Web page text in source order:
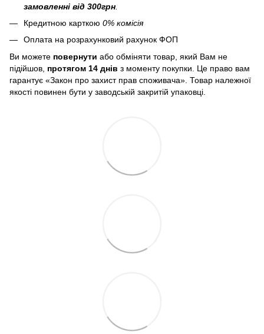
замовленні від 300грн
Кредитною карткою 0% комісія
Оплата на розрахунковий рахунок ФОП
Ви можете повернути або обміняти товар, який Вам не
підійшов, протягом 14 днів з моменту покупки. Це право вам
гарантує «Закон про захист прав споживача». Товар належної
якості повинен бути у заводській закритій упаковці.